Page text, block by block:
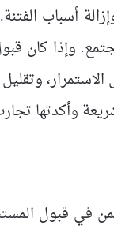
أسباب
وإذا كان
وتقليل
وأكدتها
في قبول